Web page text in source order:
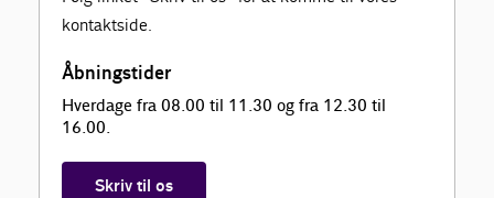
kontaktside.
Åbningstider
Hverdage fra 08.00 til 11.30 og fra 12.30 til
16.00.
Skriv til os